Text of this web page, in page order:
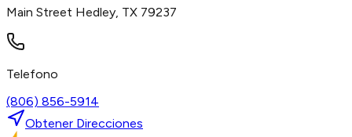
Main Street Hedley, TX 79237
Telefono
(806) 856-5914
Obtener Direcciones